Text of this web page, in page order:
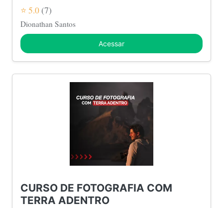
⭐ 5.0 (7)
Dionathan Santos
Acessar
CURSO DE FOTOGRAFIA COM
TERRA ADENTRO